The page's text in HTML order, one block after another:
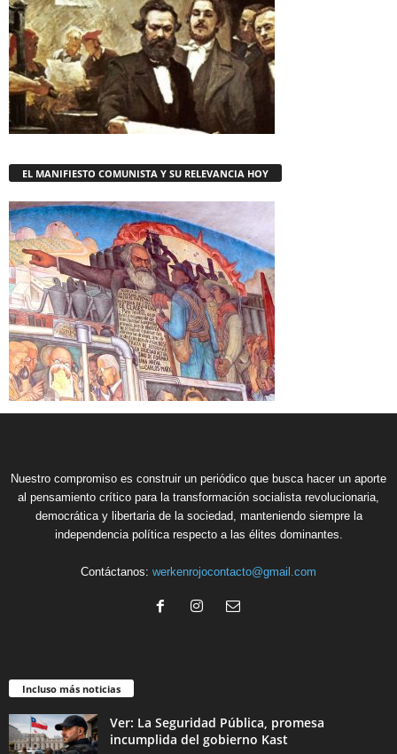
EL MANIFIESTO COMUNISTA Y SU RELEVANCIA HOY
Nuestro compromiso es construir un periódico que busca hacer un aporte
al pensamiento crítico para la transformación socialista revolucionaria,
democrática y libertaria de la sociedad, manteniendo siempre la
independencia política respecto a las élites dominantes.
Contáctanos: werkenrojocontacto@gmail.com
Incluso más noticias
Ver: La Seguridad Pública, promesa
incumplida del gobierno Kast